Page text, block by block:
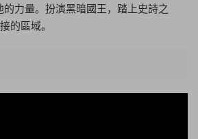
力量。扮演黑暗國王，踏上史詩之
的區域。